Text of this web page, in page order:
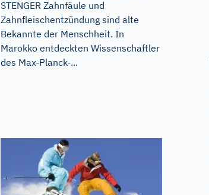
STENGER Zahnfäule und
Zahnfleischentzündung sind alte
Bekannte der Menschheit. In
Marokko entdeckten Wissenschaftler
des Max-Planck-...